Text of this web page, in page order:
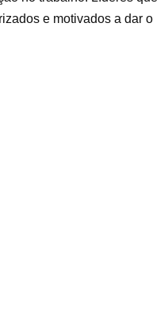
e motivados a dar o